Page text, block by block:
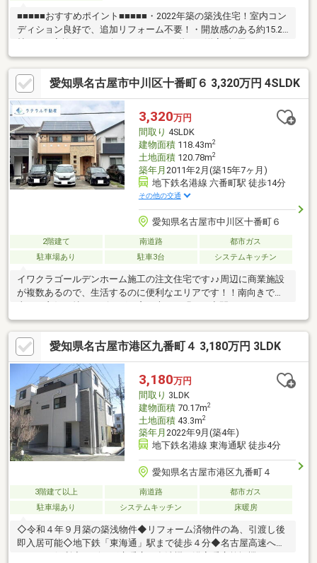
■■■■■おすすめポイント■■■■■・2022年築の築浅住宅！室内コン
ディション良好で、追加リフォーム不要！・開放感のある約15.2
配置し、家族それぞれのプライベート空間も確保！・床下収納を
含む豊富な収納を確保し、生活感を出さずに暮らせます！・約4帖
の使いやすいロフトは収納や趣味空間として活躍！・プロジェク
ター設備のあるお部屋では映画やスポーツ観戦を大画面で楽しめ
ます！・角地に月採光・通風良好！・全館空調搭載のため、夏の2
階の暑さや冬の廊下の寒さがなく、エアコンの切り替えや部屋ご
との温度差ストレスがありません！
愛知県名古屋市中川区十番町６ 3,320万円 4SLDK
3,320万円
間取り 4SLDK
建物面積118.43m2
土地面積120.78m2
築年月 2011年2月(築15年7ヶ月)
地下鉄名港線 六番町駅 徒歩14分
その他の交通
愛知県名古屋市中川区十番町６
2階建て 南道路
都市ガス
駐車場あり
駐車3台 システムキッチン
イワクラゴールデンホーム施工の注文住宅です♪♪周辺に商業施設
が複数あるので、生活するのに便利なエリアです！！南向きで日
当たり良好。特にリビングの窓が大きく明るい空間になっており
ます♪駐車スペースは３台分あるのでお車が多い世帯、来客が多い
ご家庭にも大変オススメです。外に立水栓を完備しているので休
日にお車の洗車が出来たり、汚れたものを洗う際に活躍します！
周辺には複数の保育園がある為子育て世帯の方に住みやすい立地
となっております！太陽光や床暖房など設備も充実していて快適
にお過ごし頂けるお家です。ご質問等ございましたら気軽にお問
合せ下さい。
愛知県名古屋市港区九番町４ 3,180万円 3LDK
3,180万円
間取り 3LDK
建物面積70.17m2
土地面積43.3m2
築年月 2022年9月(築4年)
地下鉄名港線 東海通駅 徒歩4分
愛知県名古屋市港区九番町４
3階建て以上 南道路
都市ガス
駐車場あり
システムキッチン 床暖房
◇令和４年９月築の築浅物件◆リフォーム済物件の為、引渡し後
即入居可能◇地下鉄「東海通」駅まで徒歩４分◆名古屋高速への